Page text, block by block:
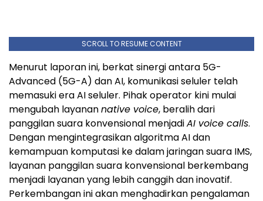
SCROLL TO RESUME CONTENT
Menurut laporan ini, berkat sinergi antara 5G-
Advanced (5G-A) dan AI, komunikasi seluler telah
memasuki era AI seluler. Pihak operator kini mulai
mengubah layanannative voice, beralih dari
panggilan suara konvensional menjadiAI voice calls.
Dengan mengintegrasikan algoritma AI dan
kemampuan komputasi ke dalam jaringan suara IMS,
layanan panggilan suara konvensional berkembang
menjadi layanan yang lebih canggih dan inovatif.
Perkembangan ini akan menghadirkan pengalaman